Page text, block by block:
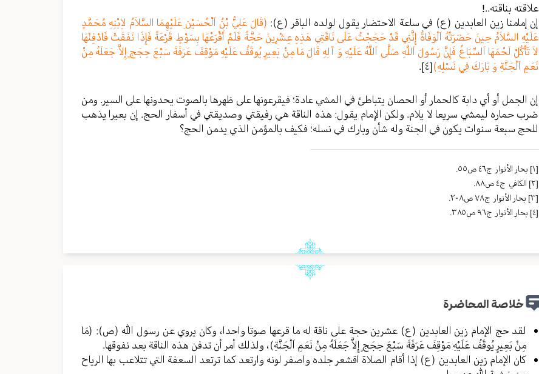
علاقته بناقته..!
إن إمامنا زين العابدين (ع) في ساعة الاحتضار يقول لولده الباقر (ع): (قَالَ عَلِيُّ بْنُ اَلْحُسَيْنِ عَلَيْهِمَا السَّلاَمُ لاِبْنِهِ مُحَمَّدٍ
عَلَيْهِ السَّلاَمُ حِينَ حَضَرَتْهُ اَلْوَفَاةُ إِنَّنِي قَدْ حَجَجْتُ عَلَى نَاقَتِي هَذِهِ عِشْرِينَ حَجَّةً فَلَمْ أَقْرَعْهَا بِسَوْطٍ قَرْعَةً فَإِذَا نَفَقَتْ فَادْفِنْهَا
لاَ تَأْكُلْ لَحْمَهَا اَلسِّبَاعُ فَإِنَّ رَسُولَ اَللَّهِ صَلَّى اَللَّهُ عَلَيْهِ وَ آلِهِ قَالَ مَا مِنْ بَعِيرٍ يُوقَفُ عَلَيْهِ مَوْقِفَ عَرَفَةَ سَبْعَ حِجَجٍ إِلاَّ جَعَلَهُ مِنْ
نَعَمِ اَلْجَنَّةِ وَ بَارَكَ فِي نَسْلِهِ)[٤] .
إن الجمل أو أي دابة كالحمار أو الحصان يتباطئ في المشي عادة؛ فيقرعونها على ظهرها بالصوت يحدونها على السير. ومن
ضرب حماره ليمشي سريعا لا يلام. ولكن الإمام يقول: هذه الناقة هي رفيقتي وصديقتي في أسفار الحج. إن بعيرا يذهب
للحج سبعة سنوات يكون في الجنة وله شأن وبارك في نسله؛ فكيف بالمؤمن الذي يدمن الحج؟
[١]
بحار الأنوار ج٤٦ ص٥٥.
[٢]
الکافي ج٤ ص٨٨.
[٣]
بحار الأنوار ج٧٨ ص٢٠٨.
[٤]
بحار الأنوار ج٩٦ ص٣٨٥.
خلاصة المحاضرة
لقد حج الإمام زين العابدين (ع) عشرين حجة على ناقة له ما قرعها صوتا واحدا، وكان يروي عن رسول الله (ص): (مَا
مِنْ بَعِيرٍ يُوقَفُ عَلَيْهِ مَوْقِفَ عَرَفَةَ سَبْعَ حِجَجٍ إِلاَّ جَعَلَهُ مِنْ نَعَمِ اَلْجَنَّةِ)، ولذلك أمر أن تدفن هذه الناقة بعد نفوقها.
كان الإمام زين العابدين (ع) إذا أقام الصلاة اقشعر جلده واصفر لونه وارتعد كما ترتعد السعفة التي تتلاعب بها الرياح